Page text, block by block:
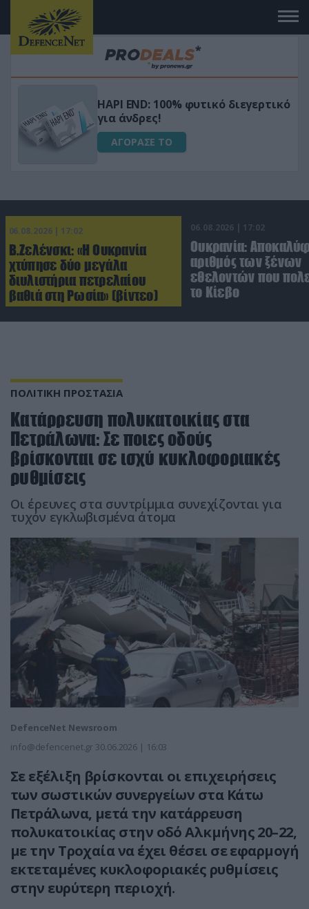
Μεταμόρφωσε τον κήπο σου με το
Ultra Box Μίνι Αλυσοπρίονο με
μπαταρία λιθίου
ΑΓΟΡΑΣΕ ΤΟ
06.08.2026 | 17:02
Β.Ζελένσκι: «Η Ουκρανία
χτύπησε δύο μεγάλα
διυλιστήρια πετρελαίου
βαθιά στη Ρωσία» (βίντεο)
06.08.2026 | 17:02
Ουκρανία:
αριθμός των ξένων
εθελοντών που
το Κίεβο
ΠΟΛΙΤΙΚΗ ΠΡΟΣΤΑΣΙΑ
Κατάρρευση πολυκατοικίας στα
Πετράλωνα: Σε ποιες οδούς
βρίσκονται σε ισχύ κυκλοφοριακές
ρυθμίσεις
Οι έρευνες στα συντρίμμια συνεχίζονται για
τυχόν εγκλωβισμένα άτομα
DefenceNet Newsroom
info@defencenet.gr 30.06.2026 | 16:03
Σε εξέλιξη βρίσκονται οι επιχειρήσεις
των σωστικών συνεργείων στα Κάτω
Πετράλωνα, μετά την κατάρρευση
πολυκατοικίας στην οδό Αλκμήνης 20–22,
με την Τροχαία να έχει θέσει σε εφαρμογή
εκτεταμένες κυκλοφοριακές ρυθμίσεις
στην ευρύτερη περιοχή.